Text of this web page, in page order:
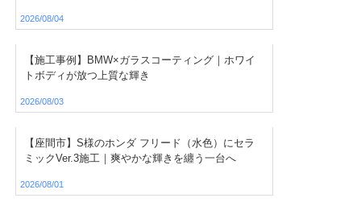
2026/08/04
【施工事例】BMW×ガラスコーティング｜ホワイ
トボディが放つ上質な輝き
2026/08/03
【座間市】S様のホンダ フリード（水色）にセラ
ミックVer.3施工｜爽やかな輝きを纏う一台へ
2026/08/01